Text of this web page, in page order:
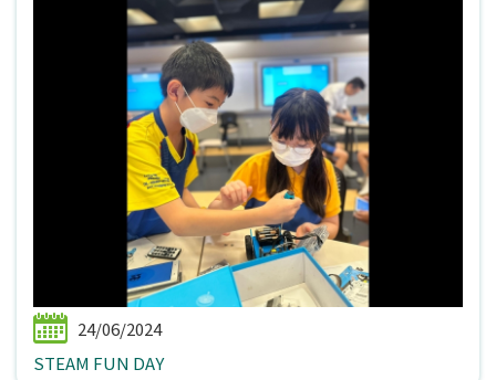
24/06/2024
STEAM FUN DAY